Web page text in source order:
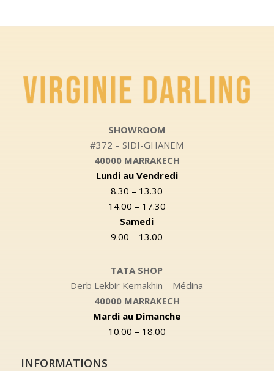
SHOWROOM
#372 – SIDI-GHANEM
40000 MARRAKECH
Lundi au Vendredi
8.30 – 13.30
14.00 – 17.30
Samedi
9.00 – 13.00
TATA SHOP
Derb Lekbir Kemakhin – Médina
40000 MARRAKECH
Mardi au Dimanche
10.00 – 18.00
INFORMATIONS